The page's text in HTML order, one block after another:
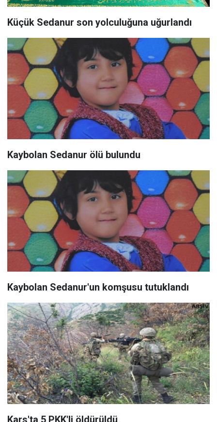
Küçük Sedanur son yolculuğuna uğurlandı
Kaybolan Sedanur ölü bulundu
Kaybolan Sedanur'un komşusu tutuklandı
Kars'ta 5 PKK'li öldürüldü